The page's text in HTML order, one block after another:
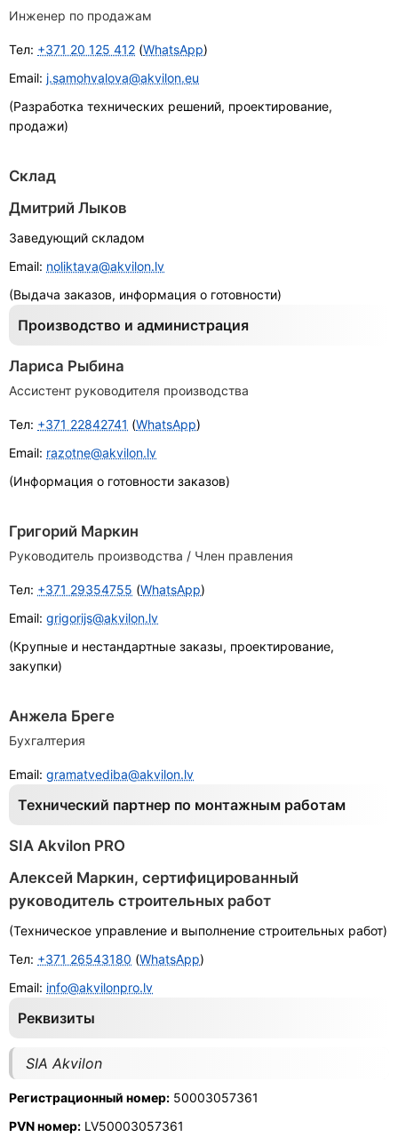
Инженер по продажам
Тел: +371 20 125 412 (WhatsApp)
Email: j.samohvalova@akvilon.eu
(Разработка технических решений, проектирование,
продажи)
Склад
Дмитрий Лыков
Заведующий складом
Email: noliktava@akvilon.lv
(Выдача заказов, информация о готовности)
Производство и администрация
Лариса Рыбина
Ассистент руководителя производства
Тел: +371 22842741 (WhatsApp)
Email: razotne@akvilon.lv
(Информация о готовности заказов)
Григорий Маркин
Руководитель производства / Член правления
Тел: +371 29354755 (WhatsApp)
Email: grigorijs@akvilon.lv
(Крупные и нестандартные заказы, проектирование,
закупки)
Анжела Бреге
Бухгалтерия
Email: gramatvediba@akvilon.lv
Технический партнер по монтажным работам
SIA Akvilon PRO
Алексей Маркин, сертифицированный
руководитель строительных работ
(Техническое управление и выполнение строительных работ)
Тел: +371 26543180 (WhatsApp)
Email: info@akvilonpro.lv
Реквизиты
SIA Akvilon
Регистрационный номер: 50003057361
PVN номер: LV50003057361